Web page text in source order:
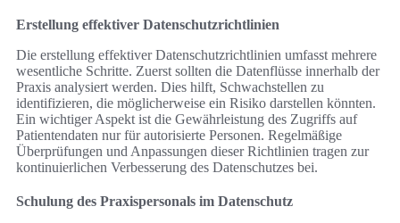
Erstellung effektiver Datenschutzrichtlinien
Die erstellung effektiver Datenschutzrichtlinien umfasst mehrere
wesentliche Schritte. Zuerst sollten die Datenflüsse innerhalb der
Praxis analysiert werden. Dies hilft, Schwachstellen zu
identifizieren, die möglicherweise ein Risiko darstellen könnten.
Ein wichtiger Aspekt ist die Gewährleistung des Zugriffs auf
Patientendaten nur für autorisierte Personen. Regelmäßige
Überprüfungen und Anpassungen dieser Richtlinien tragen zur
kontinuierlichen Verbesserung des Datenschutzes bei.
Schulung des Praxispersonals im Datenschutz